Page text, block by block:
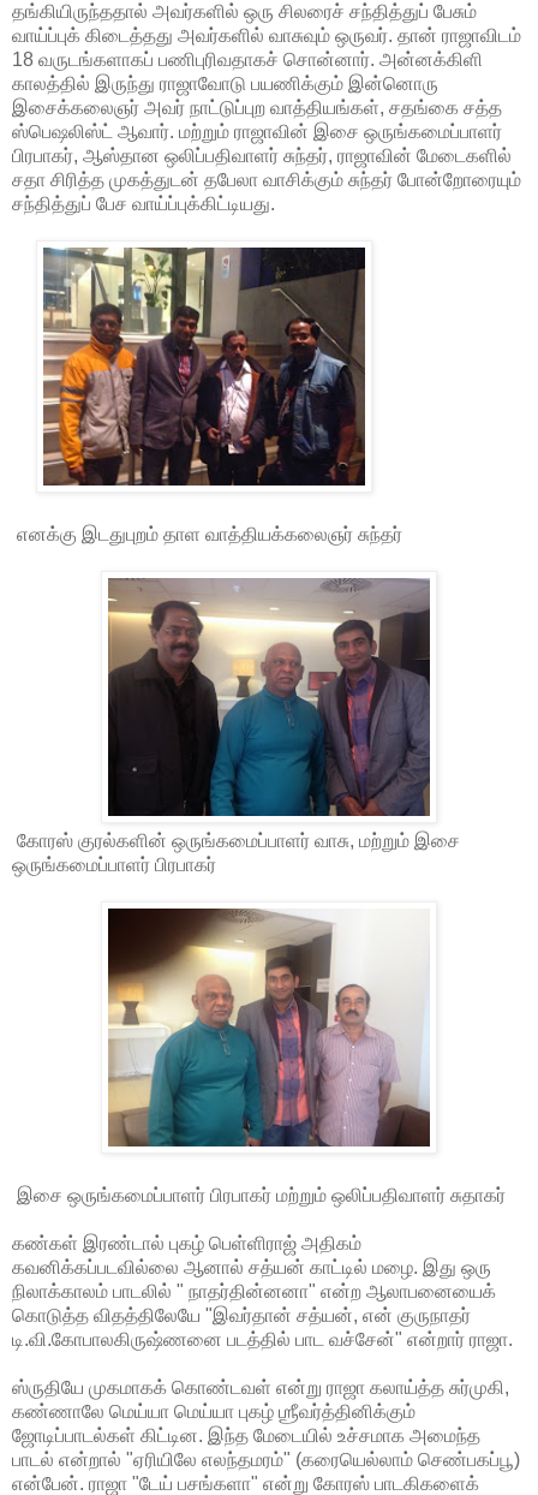
தங்கியிருந்ததால் அவர்களில் ஒரு சிலரைச் சந்தித்துப் பேசும்
வாய்ப்புக் கிடைத்தது அவர்களில் வாசுவும் ஒருவர். தான் ராஜாவிடம்
18 வருடங்களாகப் பணிபுரிவதாகச் சொன்னார். அன்னக்கிளி
காலத்தில் இருந்து ராஜாவோடு பயணிக்கும் இன்னொரு
இசைக்கலைஞர் அவர் நாட்டுப்புற வாத்தியங்கள், சதங்கை சத்த
ஸ்பெஷலிஸ்ட் ஆவார். மற்றும் ராஜாவின் இசை ஒருங்கமைப்பாளர்
பிரபாகர், ஆஸ்தான ஒலிப்பதிவாளர் சுந்தர், ராஜாவின் மேடைகளில்
சதா சிரித்த முகத்துடன் தபேலா வாசிக்கும் சுந்தர் போன்றோரையும்
சந்தித்துப் பேச வாய்ப்புக்கிட்டியது.
எனக்கு இடதுபுறம் தாள வாத்தியக்கலைஞர் சுந்தர்
கோரஸ் குரல்களின் ஒருங்கமைப்பாளர் வாசு, மற்றும் இசை
ஒருங்கமைப்பாளர் பிரபாகர்
இசை ஒருங்கமைப்பாளர் பிரபாகர் மற்றும் ஒலிப்பதிவாளர் சுதாகர்
கண்கள் இரண்டால் புகழ் பெள்ளிராஜ் அதிகம்
கவனிக்கப்படவில்லை ஆனால் சத்யன் காட்டில் மழை. இது ஒரு
நிலாக்காலம் பாடலில் " நாதர்தின்னனா" என்ற ஆலாபனையைக்
கொடுத்த விதத்திலேயே "இவர்தான் சத்யன், என் குருநாதர்
டி.வி.கோபாலகிருஷ்ணனை படத்தில் பாட வச்சேன்" என்றார் ராஜா.
ஸ்ருதியே முகமாகக் கொண்டவள் என்று ராஜா கலாய்த்த சுர்முகி,
கண்ணாலே மெய்யா மெய்யா புகழ் ஶ்ரீவர்த்தினிக்கும்
ஜோடிப்பாடல்கள் கிட்டின. இந்த மேடையில் உச்சமாக அமைந்த
பாடல் என்றால் "ஏரியிலே எலந்தமரம்" (கரையெல்லாம் செண்பகப்பூ)
என்பேன். ராஜா "டேய் பசங்களா" என்று கோரஸ் பாடகிகளைக்